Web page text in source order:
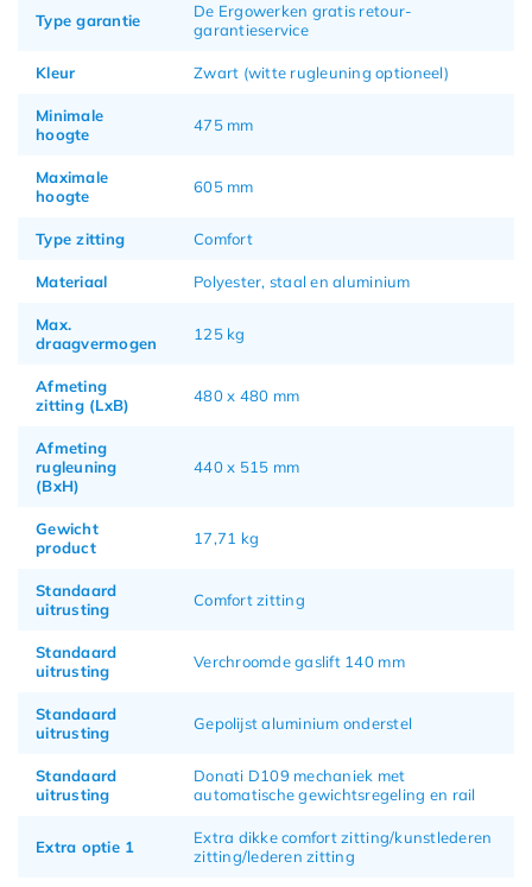
Type garantie
De Ergowerken gratis retour-
garantieservice
Kleur Zwart (witte rugleuning optioneel)
Minimale
hoogte
475 mm
Maximale
hoogte
605 mm
Type zitting Comfort
Materiaal Polyester, staal en aluminium
Max.
draagvermogen
125 kg
Afmeting
zitting (LxB)
480 x 480 mm
Afmeting
rugleuning
(BxH)
440 x 515 mm
Gewicht
product
17,71 kg
Standaard
uitrusting
Comfort zitting
Standaard
uitrusting
Verchroomde gaslift 140 mm
Standaard
uitrusting
Gepolijst aluminium onderstel
Standaard
uitrusting
Donati D109 mechaniek met
automatische gewichtsregeling en rail
Extra optie 1
Extra dikke comfort zitting/kunstlederen
zitting/lederen zitting